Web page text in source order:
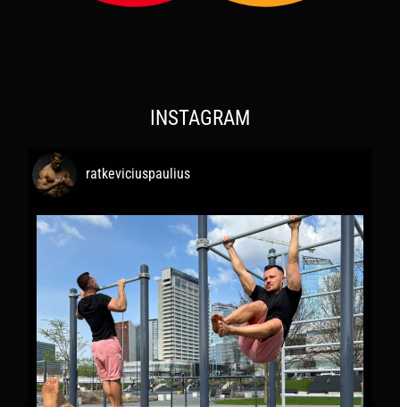
INSTAGRAM
ratkeviciuspaulius